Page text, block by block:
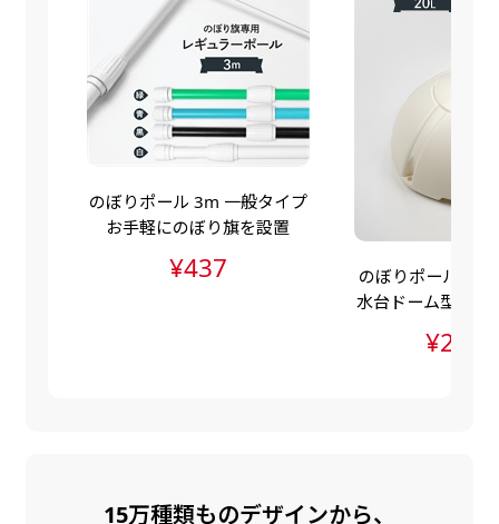
のぼりポール 3m 一般タイプ
お手軽にのぼり旗を設置
¥437
のぼりポールス
水台ドーム型（ポ
15万種類ものデザインから、
自由入力(60x180以内)
お好みのサイズで縦幕・横幕の作成が可能です。
長辺が180cm以内、短辺が60cm以内であれば自
由なサイズを指定下さい！
あんな場所こんな場所お好みのサイズでお好みの
幕の製作をお楽しみください
（※cm単位での指定でおねがいいたします。）
レギュラーのれんは横幕の上部にチチを5か所つ
けて疑似的にのれんのような幕をつくります。お
店の入口付近の装飾に是非！
レギュラースリムのれん
(180x30)
レギュラーのれんスリムは横幕の上部にチチを5